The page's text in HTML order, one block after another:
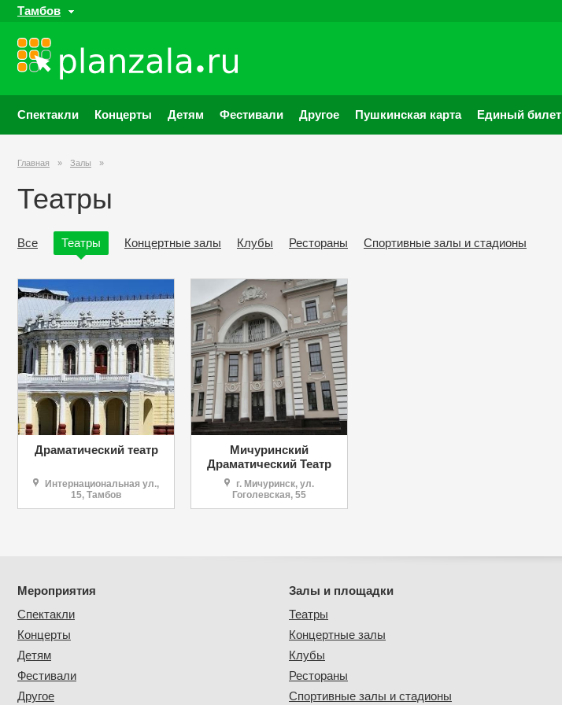
Тамбов
Спектакли Концерты Детям Фестивали Другое Пушкинская карта Единый билет
Главная » Залы »
Театры
Все Театры Концертные залы Клубы Рестораны Спортивные залы и стадионы
Драматический театр
Интернациональная ул.,
15, Тамбов
Мичуринский
Драматический Театр
г. Мичуринск, ул.
Гоголевская, 55
Мероприятия
Спектакли
Концерты
Детям
Фестивали
Другое
Залы и площадки
Театры
Концертные залы
Клубы
Рестораны
Спортивные залы и стадионы